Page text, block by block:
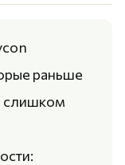
раньше
слишком